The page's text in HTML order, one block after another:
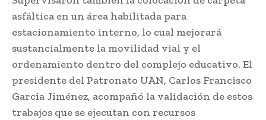
asfáltica en un área habilitada para
estacionamiento interno, lo cual mejorará
sustancialmente la movilidad vial y el
ordenamiento dentro del complejo educativo. El
presidente del Patronato UAN, Carlos Francisco
García Jiménez, acompañó la validación de estos
trabajos que se ejecutan con recursos